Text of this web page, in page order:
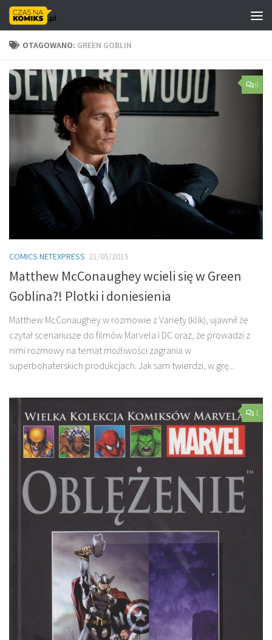
Skip to content
OTAGOWANO: GREEN GOBLIN
0
COMICS NETEXPRESS 21/05/2015
Matthew McConaughey wcieli się w Green
Goblina?! Plotki i doniesienia
Matthew McConaughey w rozmowie z Variety (klik), ujawnił że
czytał scenariusze do filmów Marvela i DC oraz, że prowadzi z
nimi rozmowy na temat możliwości zagrania w
superbohaterskich produkcjach. Jak sam twierdzi, w grę...
1